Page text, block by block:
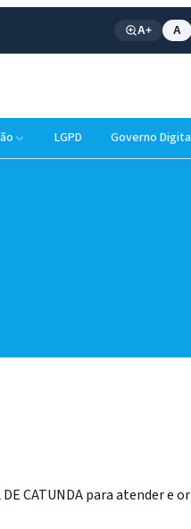
A+ A
LGPD Governo
CATUNDA para atender